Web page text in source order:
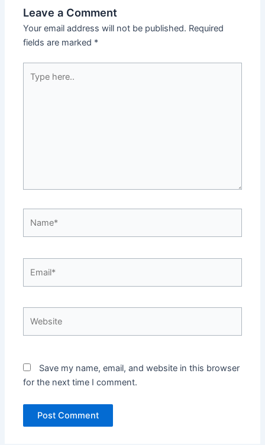
Leave a Comment
Your email address will not be published. Required
fields are marked *
here..
Save my name, email, and website in this browser
for the next time I comment.